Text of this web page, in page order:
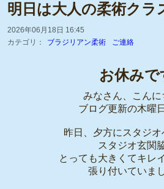
明日は大人の柔術クラ
2026年06月18日 16:45
カテゴリ：
ブラジリアン柔術 ご連絡
お休みで
みなさん、こんに
ブログ更新の木曜
昨日、夕方にスタジオ
スタジオ玄関
とっても大きくてキレ
張り付いていま